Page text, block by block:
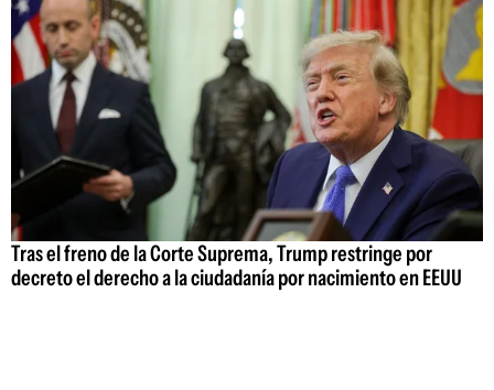
Tras el freno de la Corte Suprema, Trump restringe por
decreto el derecho a la ciudadanía por nacimiento en EEUU